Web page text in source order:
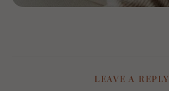
LEAVE A REPLY